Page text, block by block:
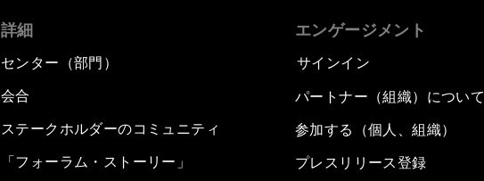
詳細
センター（部門）
会合
ステークホルダーのコミュニティ
「フォーラム・ストーリー」
エンゲージメント
サインイン
パートナー（組織）について
参加する（個人、組織）
プレスリリース登録